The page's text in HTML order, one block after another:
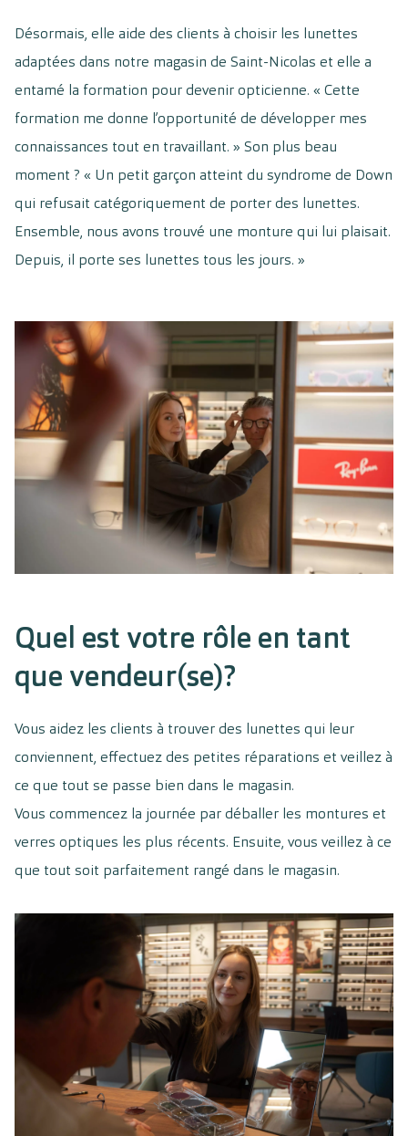
Désormais, elle aide des clients à choisir les lunettes
adaptées dans notre magasin de Saint-Nicolas et elle a
entamé la formation pour devenir opticienne. « Cette
formation me donne l’opportunité de développer mes
connaissances tout en travaillant. » Son plus beau
moment ? « Un petit garçon atteint du syndrome de Down
qui refusait catégoriquement de porter des lunettes.
Ensemble, nous avons trouvé une monture qui lui plaisait.
Depuis, il porte ses lunettes tous les jours. »
Quel est votre rôle en tant
que vendeur(se)?
Vous aidez les clients à trouver des lunettes qui leur
conviennent, effectuez des petites réparations et veillez à
ce que tout se passe bien dans le magasin.
Vous commencez la journée par déballer les montures et
verres optiques les plus récents. Ensuite, vous veillez à ce
que tout soit parfaitement rangé dans le magasin.